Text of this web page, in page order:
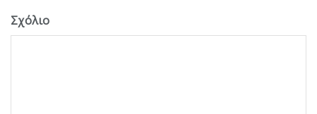
Σχόλιο